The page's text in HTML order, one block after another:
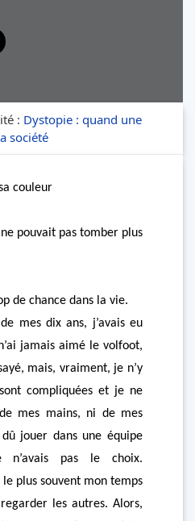
: Dystopie : quand une
société
couleur
pouvait pas tomber plus
de chance dans la vie.
mes dix ans, j’avais eu
jamais aimé le volfoot,
mais, vraiment, je n’y
compliquées et je ne
mes mains, ni de mes
jouer dans une équipe
n’avais pas le choix.
plus souvent mon temps
les autres. Alors,